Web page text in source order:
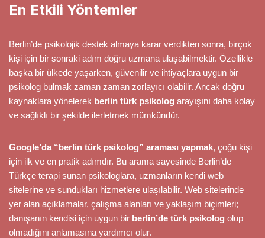
En Etkili Yöntemler
Berlin’de psikolojik destek almaya karar verdikten sonra, birçok
kişi için bir sonraki adım doğru uzmana ulaşabilmektir. Özellikle
başka bir ülkede yaşarken, güvenilir ve ihtiyaçlara uygun bir
psikolog bulmak zaman zaman zorlayıcı olabilir. Ancak doğru
kaynaklara yönelerek berlin türk psikolog arayışını daha kolay
ve sağlıklı bir şekilde ilerletmek mümkündür.
Google’da “berlin türk psikolog” araması yapmak, çoğu kişi
için ilk ve en pratik adımdır. Bu arama sayesinde Berlin’de
Türkçe terapi sunan psikologlara, uzmanların kendi web
sitelerine ve sundukları hizmetlere ulaşılabilir. Web sitelerinde
yer alan açıklamalar, çalışma alanları ve yaklaşım biçimleri;
danışanın kendisi için uygun bir berlin’de türk psikolog olup
olmadığını anlamasına yardımcı olur.